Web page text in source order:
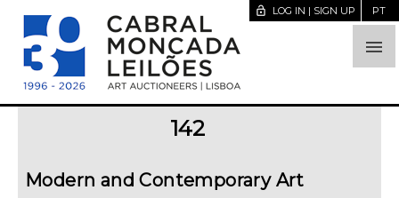

lock_open LOG IN | SIGN UP PT
142
Modern and Contemporary Art